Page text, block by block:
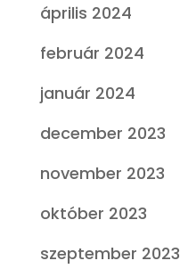
április 2024
február 2024
január 2024
december 2023
november 2023
október 2023
szeptember 2023